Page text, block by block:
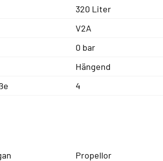
320 Liter
V2A
0 bar
Hängend
4
Propellor